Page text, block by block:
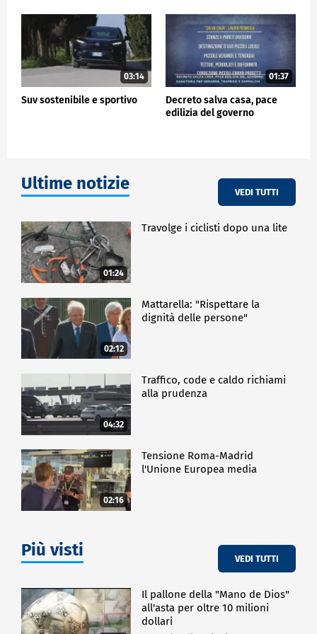
CRONACA
03:14
Suv sostenibile e sportivo
01:37
Decreto salva casa, pace
edilizia del governo
Ultime notizie VEDI TUTTI
01:24
Travolge i ciclisti dopo una lite
02:12
Mattarella: "Rispettare la
dignità delle persone"
04:32
Traffico, code e caldo richiami
alla prudenza
02:16
Tensione Roma-Madrid
l'Unione Europea media
Più visti VEDI TUTTI
Il pallone della "Mano de Dios"
all'asta per oltre 10 milioni
dollari